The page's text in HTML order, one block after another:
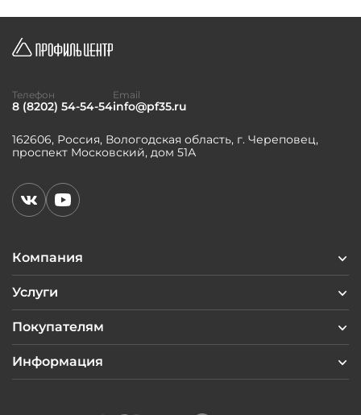
Компания
Услуги
Покупателям
Информация
162606, Россия, Вологодская область, г. Череповец,
проспект Московский, дом 51А
Телефон
8 (8202) 54-54-54
Email
info@pf35.ru